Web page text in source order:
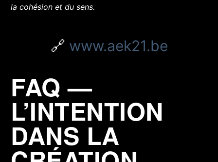
la cohésion et du sens.
🔗 www.aek21.be
FAQ —
L’INTENTION
DANS LA